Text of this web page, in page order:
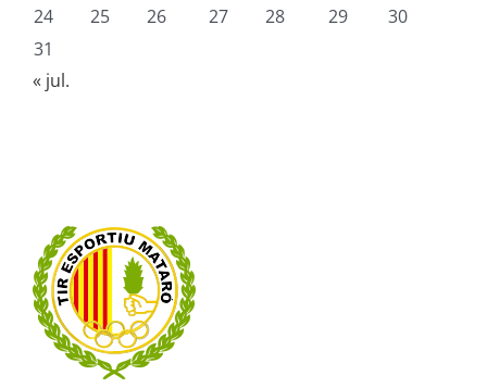
24
25 26 27 28 29
30
31
« jul.